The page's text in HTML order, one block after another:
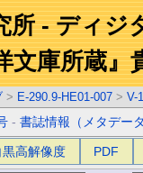
所 - ディジ
文庫所蔵』
> E-290.9-HE01-007 > V-1
-書誌情報（メタデー
黒高解像度 PDF